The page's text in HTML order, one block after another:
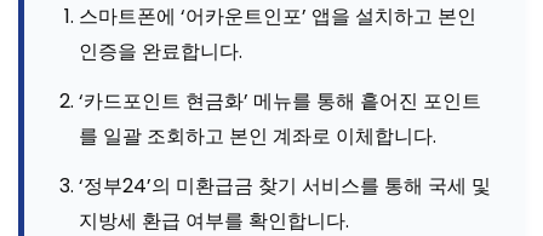
스마트폰에 ‘어카운트인포’ 앱을 설치하고 본인
인증을 완료합니다.
‘카드포인트 현금화’ 메뉴를 통해 흩어진 포인트
를 일괄 조회하고 본인 계좌로 이체합니다.
‘정부24’의 미환급금 찾기 서비스를 통해 국세 및
지방세 환급 여부를 확인합니다.